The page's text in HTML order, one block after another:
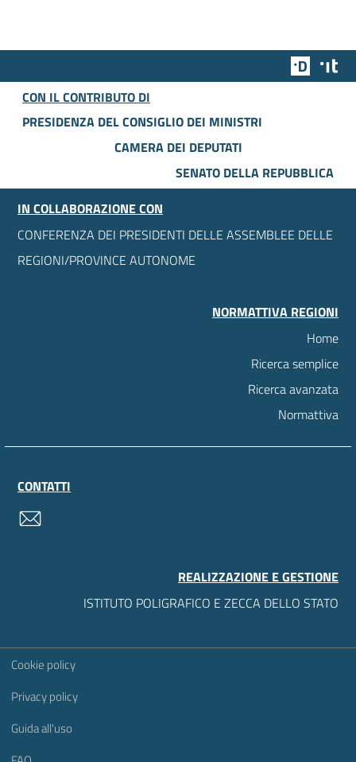
Team
CON IL CONTRIBUTO DI
PRESIDENZA DEL CONSIGLIO DEI MINISTRI
CAMERA DEI DEPUTATI
SENATO DELLA REPUBBLICA
IN COLLABORAZIONE CON
CONFERENZA DEI PRESIDENTI DELLE ASSEMBLEE DELLE
REGIONI/PROVINCE AUTONOME
NORMATTIVA REGIONI
Home
Ricerca semplice
Ricerca avanzata
Normattiva
CONTATTI
REALIZZAZIONE E GESTIONE
ISTITUTO POLIGRAFICO E ZECCA DELLO STATO
Sezione Link Utili
Cookie policy
Privacy policy
Guida all'uso